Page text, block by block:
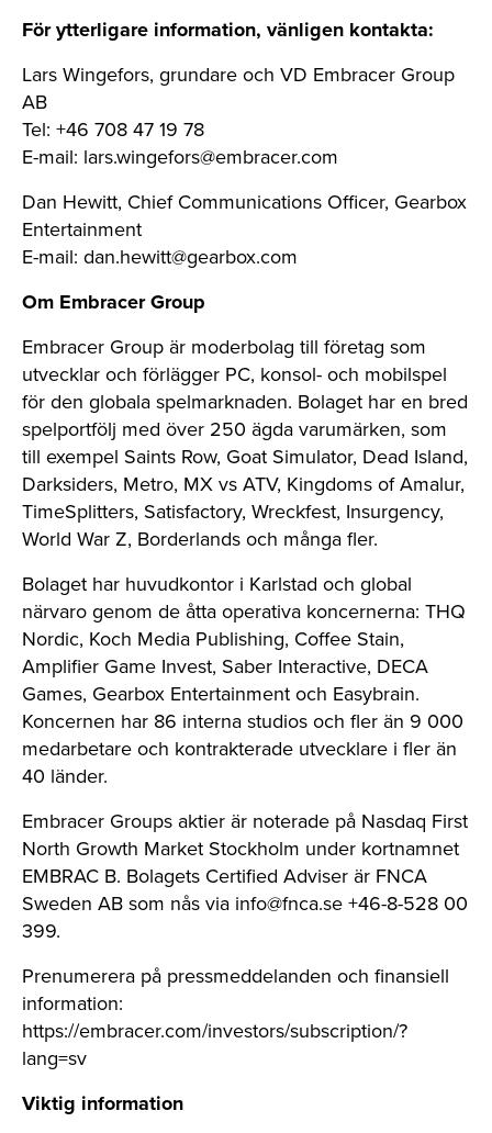
För ytterligare information, vänligen kontakta:
Lars Wingefors, grundare och VD Embracer Group
AB
Tel: +46 708 47 19 78
E-mail: lars.wingefors@embracer.com
Dan Hewitt, Chief Communications Officer, Gearbox
Entertainment
E-mail: dan.hewitt@gearbox.com
Om Embracer Group
Embracer Group är moderbolag till företag som
utvecklar och förlägger PC, konsol- och mobilspel
för den globala spelmarknaden. Bolaget har en bred
spelportfölj med över 250 ägda varumärken, som
till exempel Saints Row, Goat Simulator, Dead Island,
Darksiders, Metro, MX vs ATV, Kingdoms of Amalur,
TimeSplitters, Satisfactory, Wreckfest, Insurgency,
World War Z, Borderlands och många fler.
Bolaget har huvudkontor i Karlstad och global
närvaro genom de åtta operativa koncernerna: THQ
Nordic, Koch Media Publishing, Coffee Stain,
Amplifier Game Invest, Saber Interactive, DECA
Games, Gearbox Entertainment och Easybrain.
Koncernen har 86 interna studios och fler än 9 000
medarbetare och kontrakterade utvecklare i fler än
40 länder.
Embracer Groups aktier är noterade på Nasdaq First
North Growth Market Stockholm under kortnamnet
EMBRAC B. Bolagets Certified Adviser är FNCA
Sweden AB som nås via info@fnca.se+46-8-528 00
399.
Prenumerera på pressmeddelanden och finansiell
information:
https://embracer.com/investors/subscription/?
lang=sv
Viktig information